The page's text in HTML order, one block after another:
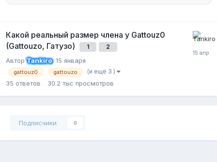
Какой реальный размер члена у Gattouz0
(Gattouzo, Гатузо)
1 2
АвторTankiro,15 января
gattouz0 gattouzo (и ещё 3 )
35 ответов 30.2 тыс просмотров
Подписчики 0